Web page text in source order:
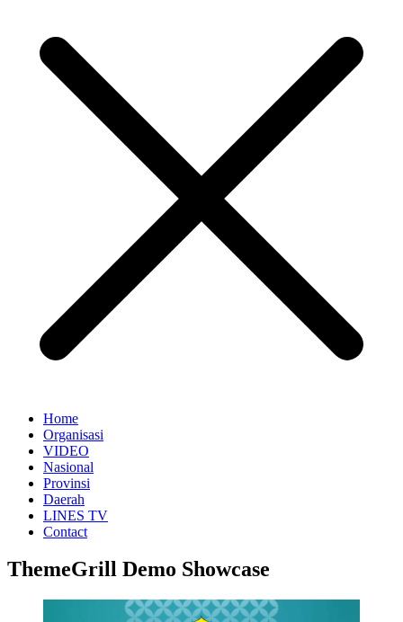
Home
Organisasi
VIDEO
Nasional
Provinsi
Daerah
LINES TV
Contact
ThemeGrill Demo Showcase